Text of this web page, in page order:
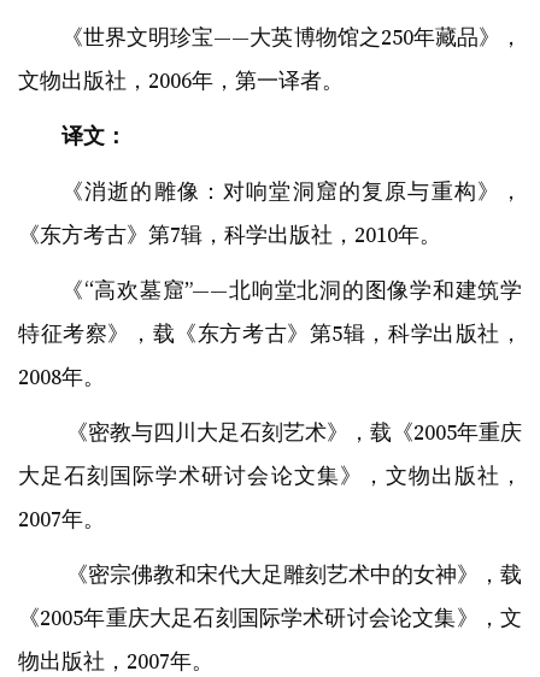
《世界文明珍宝——大英博物馆之250年藏品》，
文物出版社，2006年，第一译者。
译文：
《消逝的雕像：对响堂洞窟的复原与重构》，
《东方考古》第7辑，科学出版社，2010年。
《“高欢墓窟”——北响堂北洞的图像学和建筑学
特征考察》，载《东方考古》第5辑，科学出版社，
2008年。
《密教与四川大足石刻艺术》，载《2005年重庆
大足石刻国际学术研讨会论文集》，文物出版社，
2007年。
《密宗佛教和宋代大足雕刻艺术中的女神》，载
《2005年重庆大足石刻国际学术研讨会论文集》，文
物出版社，2007年。